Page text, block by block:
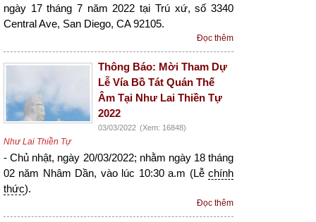
ngày 17 tháng 7 năm 2022 tại Trú xứ, số 3340
Central Ave, San Diego, CA 92105.
Đọc thêm
Thông Báo: Mời Tham Dự
Lễ Vía Bồ Tát Quán Thế
Âm Tại Như Lai Thiền Tự
2022
03/03/2022 (Xem: 16848)
Như Lai Thiền Tự
- Chủ nhật, ngày 20/03/2022; nhằm ngày 18 tháng
02 năm Nhâm Dần, vào lúc 10:30 a.m (Lễ chính
thức).
Đọc thêm